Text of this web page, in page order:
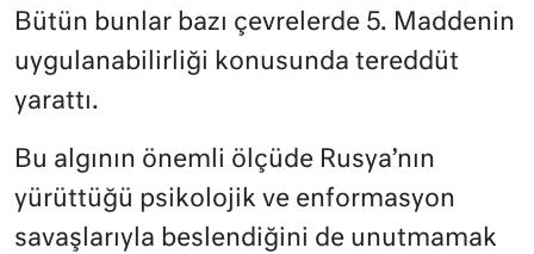
Bütün bunlar bazı çevrelerde 5. Maddenin
uygulanabilirliği konusunda tereddüt
yarattı.
Bu algının önemli ölçüde Rusya’nın
yürüttüğü psikolojik ve enformasyon
savaşlarıyla beslendiğini de unutmamak